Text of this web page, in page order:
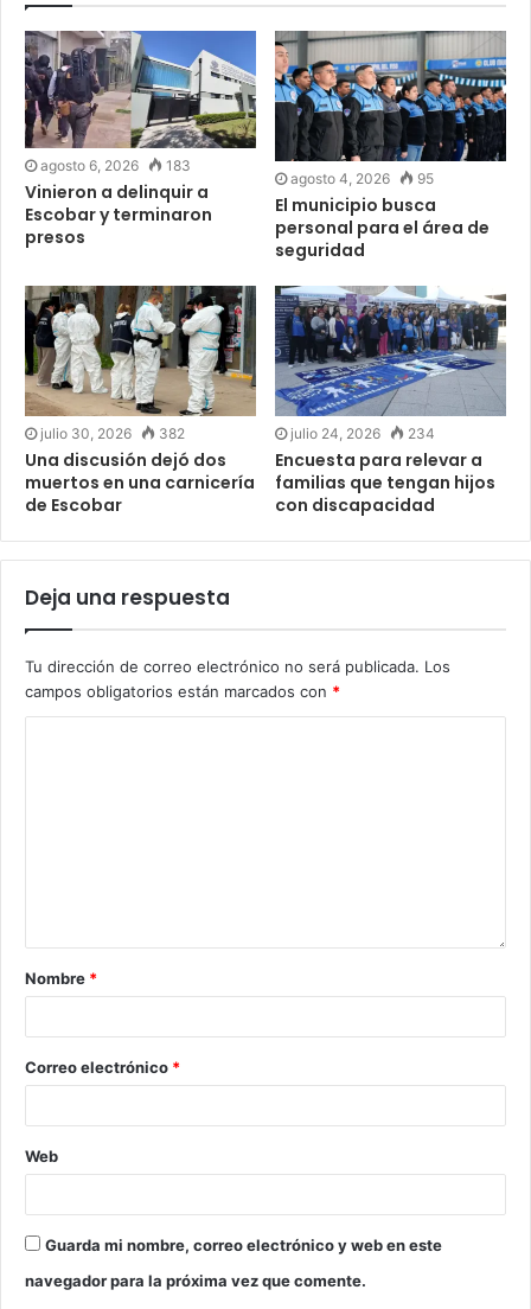
agosto 6, 2026 183
Vinieron a delinquir a
Escobar y terminaron
presos
agosto 4, 2026 95
El municipio busca
personal para el área de
seguridad
julio 30, 2026 382
Una discusión dejó dos
muertos en una carnicería
de Escobar
julio 24, 2026 234
Encuesta para relevar a
familias que tengan hijos
con discapacidad
Deja una respuesta
Tu dirección de correo electrónico no será publicada. Los
campos obligatorios están marcados con *
Nombre *
Correo electrónico *
Web
Guarda mi nombre, correo electrónico y web en este
navegador para la próxima vez que comente.